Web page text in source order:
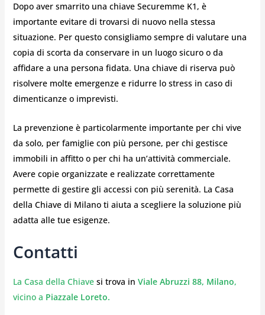
Dopo aver smarrito una chiave Securemme K1, è
importante evitare di trovarsi di nuovo nella stessa
situazione. Per questo consigliamo sempre di valutare una
copia di scorta da conservare in un luogo sicuro o da
affidare a una persona fidata. Una chiave di riserva può
risolvere molte emergenze e ridurre lo stress in caso di
dimenticanze o imprevisti.
La prevenzione è particolarmente importante per chi vive
da solo, per famiglie con più persone, per chi gestisce
immobili in affitto o per chi ha un’attività commerciale.
Avere copie organizzate e realizzate correttamente
permette di gestire gli accessi con più serenità. La Casa
della Chiave di Milano ti aiuta a scegliere la soluzione più
adatta alle tue esigenze.
Contatti
La Casa della Chiavesi trova in Viale Abruzzi 88, Milano,
vicino a Piazzale Loreto.